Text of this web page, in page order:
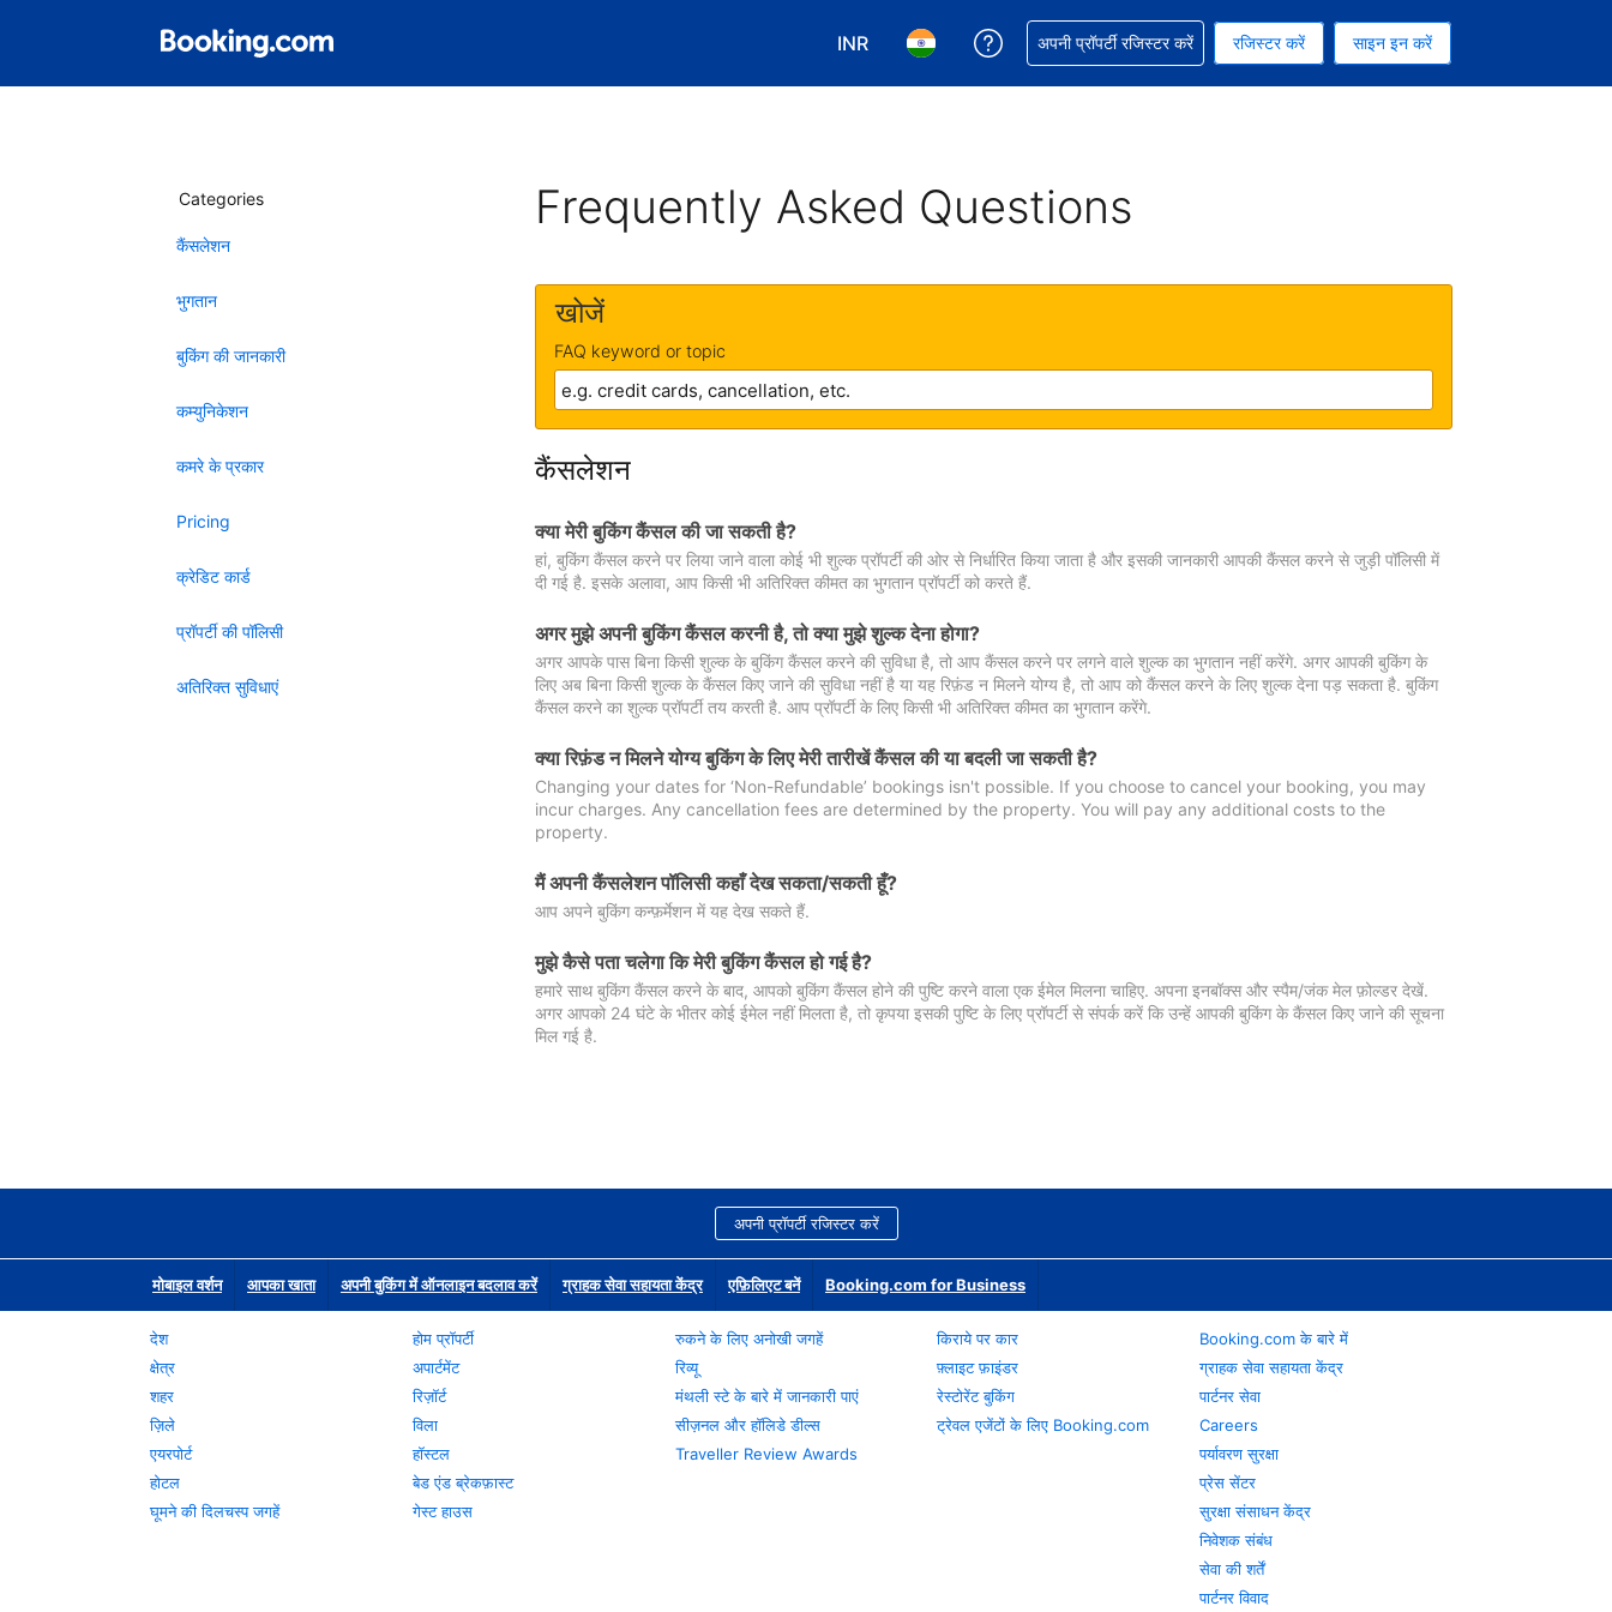
INR
अपनी करेंसी चुनें. आपने अभी INR करेंसी को चुना हुआ है
अपनी भाषा चुनें. आपने अभी हिन्दी भाषा को चुना हुआ है
अपनी बुकिंग में सहायता पाएं
अपनी प्रॉपर्टी रजिस्टर करें रजिस्टर करें साइन इन करें
Categories
कैंसलेशन
भुगतान
बुकिंग की जानकारी
कम्युनिकेशन
कमरे के प्रकार
Pricing
क्रेडिट कार्ड
प्रॉपर्टी की पॉलिसी
अतिरिक्त सुविधाएं
Frequently Asked Questions
खोजें
FAQ keyword or topic
कैंसलेशन
क्या मेरी बुकिंग कैंसल की जा सकती है?
हां, बुकिंग कैंसल करने पर लिया जाने वाला कोई भी शुल्क प्रॉपर्टी की ओर से निर्धारित किया जाता है और इसकी जानकारी आपकी कैंसल करने से जुड़ी पॉलिसी में
दी गई है. इसके अलावा, आप किसी भी अतिरिक्त कीमत का भुगतान प्रॉपर्टी को करते हैं.
अगर मुझे अपनी बुकिंग कैंसल करनी है, तो क्या मुझे शुल्क देना होगा?
अगर आपके पास बिना किसी शुल्क के बुकिंग कैंसल करने की सुविधा है, तो आप कैंसल करने पर लगने वाले शुल्क का भुगतान नहीं करेंगे. अगर आपकी बुकिंग के
लिए अब बिना किसी शुल्क के कैंसल किए जाने की सुविधा नहीं है या यह रिफ़ंड न मिलने योग्य है, तो आप को कैंसल करने के लिए शुल्क देना पड़ सकता है. बुकिंग
कैंसल करने का शुल्क प्रॉपर्टी तय करती है. आप प्रॉपर्टी के लिए किसी भी अतिरिक्त कीमत का भुगतान करेंगे.
क्या रिफ़ंड न मिलने योग्य बुकिंग के लिए मेरी तारीखें कैंसल की या बदली जा सकती है?
Changing your dates for ‘Non-Refundable’ bookings isn't possible. If you choose to cancel your booking, you may
incur charges. Any cancellation fees are determined by the property. You will pay any additional costs to the
property.
मैं अपनी कैंसलेशन पॉलिसी कहाँ देख सकता/सकती हूँ?
आप अपने बुकिंग कन्फ़र्मेशन में यह देख सकते हैं.
मुझे कैसे पता चलेगा कि मेरी बुकिंग कैंसल हो गई है?
हमारे साथ बुकिंग कैंसल करने के बाद, आपको बुकिंग कैंसल होने की पुष्टि करने वाला एक ईमेल मिलना चाहिए. अपना इनबॉक्स और स्पैम/जंक मेल फ़ोल्डर देखें.
अगर आपको 24 घंटे के भीतर कोई ईमेल नहीं मिलता है, तो कृपया इसकी पुष्टि के लिए प्रॉपर्टी से संपर्क करें कि उन्हें आपकी बुकिंग के कैंसल किए जाने की सूचना
मिल गई है.
अपनी प्रॉपर्टी रजिस्टर करें
मोबाइल वर्शन आपका खाता अपनी बुकिंग में ऑनलाइन बदलाव करें ग्राहक सेवा सहायता केंद्र एफ़िलिएट बनें Booking.com for Business
देश
क्षेत्र
शहर
ज़िले
एयरपोर्ट
होटल
घूमने की दिलचस्प जगहें
होम प्रॉपर्टी
अपार्टमेंट
रिज़ॉर्ट
विला
हॉस्टल
बेड एंड ब्रेकफ़ास्ट
गेस्ट हाउस
रुकने के लिए अनोखी जगहें
रिव्यू
मंथली स्टे के बारे में जानकारी पाएं
सीज़नल और हॉलिडे डील्स
Traveller Review Awards
किराये पर कार
फ़्लाइट फ़ाइंडर
रेस्टोरेंट बुकिंग
ट्रेवल एजेंटों के लिए Booking.com
Booking.com के बारे में
ग्राहक सेवा सहायता केंद्र
पार्टनर सेवा
Careers
पर्यावरण सुरक्षा
प्रेस सेंटर
सुरक्षा संसाधन केंद्र
निवेशक संबंध
सेवा की शर्तें
पार्टनर विवाद